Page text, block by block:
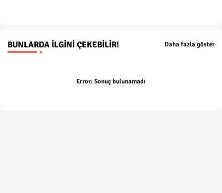
BUNLARDA İLGINI ÇEKEBILIR! Daha fazla göster
Error: Sonuç bulunamadı